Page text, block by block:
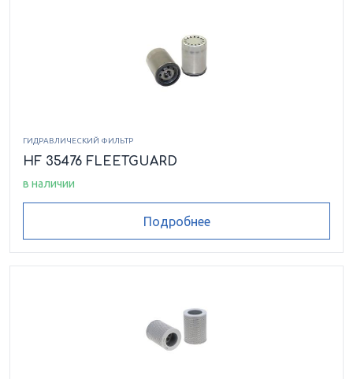
ГИДРАВЛИЧЕСКИЙ ФИЛЬТР
HF 35476 FLEETGUARD
в наличии
Подробнее